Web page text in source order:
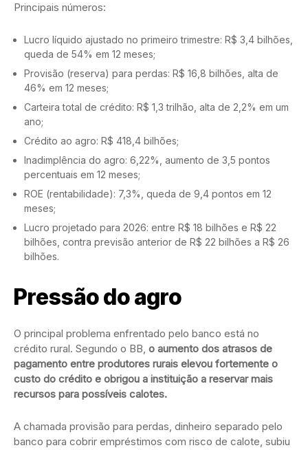
Principais números:
Lucro líquido ajustado no primeiro trimestre: R$ 3,4 bilhões,
queda de 54% em 12 meses;
Provisão (reserva) para perdas: R$ 16,8 bilhões, alta de
46% em 12 meses;
Carteira total de crédito: R$ 1,3 trilhão, alta de 2,2% em um
ano;
Crédito ao agro: R$ 418,4 bilhões;
Inadimplência do agro: 6,22%, aumento de 3,5 pontos
percentuais em 12 meses;
ROE (rentabilidade): 7,3%, queda de 9,4 pontos em 12
meses;
Lucro projetado para 2026: entre R$ 18 bilhões e R$ 22
bilhões, contra previsão anterior de R$ 22 bilhões a R$ 26
bilhões.
Pressão do agro
O principal problema enfrentado pelo banco está no
crédito rural. Segundo o BB, o aumento dos atrasos de
pagamento entre produtores rurais elevou fortemente o
custo do crédito e obrigou a instituição a reservar mais
recursos para possíveis calotes.
A chamada provisão para perdas, dinheiro separado pelo
banco para cobrir empréstimos com risco de calote, subiu